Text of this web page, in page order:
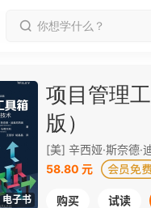
电子书
项目管理
版）
[美] 辛西娅·斯奈德·
58.80 元
购买 试读